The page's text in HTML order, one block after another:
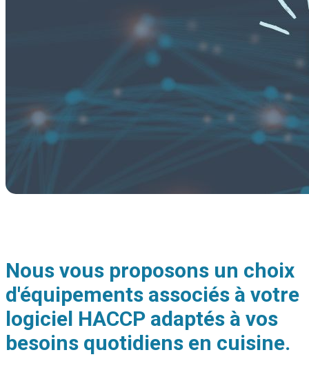
Nous vous proposons un choix
d'équipements associés à votre
logiciel HACCP adaptés à vos
besoins quotidiens en cuisine.